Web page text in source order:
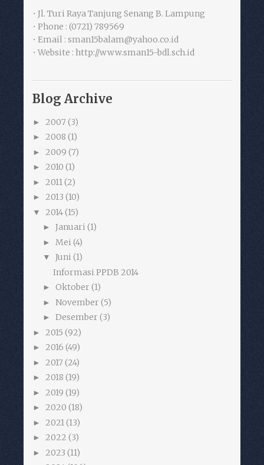
• Jl. Turi Raya Tanjung Senang B. Lampung
• Phone : (0721) 789569
• Email : sman15balam@yahoo.co.id
• Website : http://www.sman15-bdl.sch.id
Blog Archive
► 2007 (3)
► 2008 (1)
► 2009 (7)
► 2010 (1)
► 2011 (2)
► 2013 (10)
▼ 2014(15)
► Januari (1)
► Mei (4)
▼ Juni (1)
Informasi PPDB 2014
► Oktober (1)
► November (5)
► Desember (3)
► 2015 (92)
► 2016 (49)
► 2017 (24)
► 2018 (19)
► 2019 (19)
► 2020 (18)
► 2021 (13)
► 2022 (3)
► 2023 (11)